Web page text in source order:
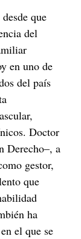
que
del
en uno de
del país
Doctor
Derecho–, a
gestor,
que
ha
el que se